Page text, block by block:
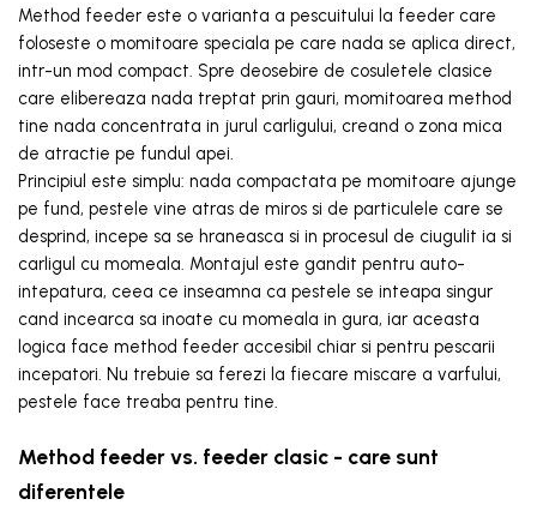
Method feeder este o varianta a pescuitului la feeder care
foloseste o momitoare speciala pe care nada se aplica direct,
intr-un mod compact. Spre deosebire de cosuletele clasice
care elibereaza nada treptat prin gauri, momitoarea method
tine nada concentrata in jurul carligului, creand o zona mica
de atractie pe fundul apei.
Principiul este simplu: nada compactata pe momitoare ajunge
pe fund, pestele vine atras de miros si de particulele care se
desprind, incepe sa se hraneasca si in procesul de ciugulit ia si
carligul cu momeala. Montajul este gandit pentru auto-
intepatura, ceea ce inseamna ca pestele se inteapa singur
cand incearca sa inoate cu momeala in gura, iar aceasta
logica face method feeder accesibil chiar si pentru pescarii
incepatori. Nu trebuie sa ferezi la fiecare miscare a varfului,
pestele face treaba pentru tine.
Method feeder vs. feeder clasic - care sunt
diferentele